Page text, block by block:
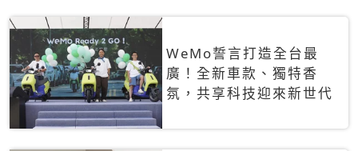
WeMo誓言打造全台最
廣！全新車款、獨特香
氛，共享科技迎來新世代